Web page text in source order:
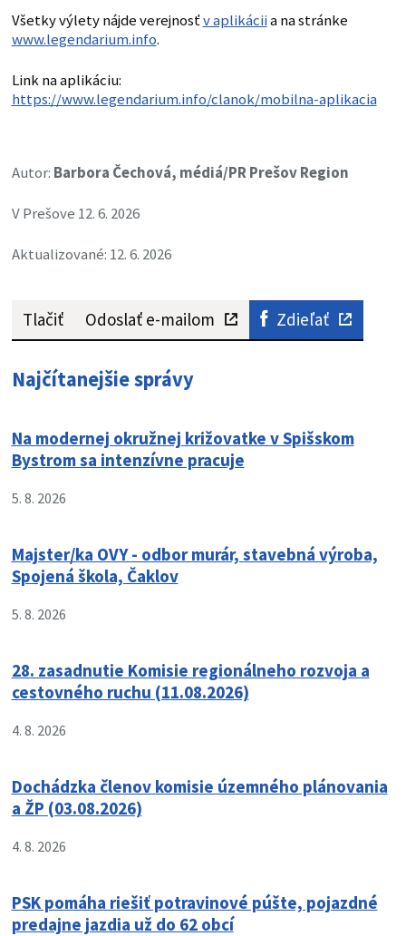
Všetky výlety nájde verejnosťv aplikáciia na stránke
www.legendarium.info.
Link na aplikáciu:
https://www.legendarium.info/clanok/mobilna-aplikacia
Autor: Barbora Čechová, médiá/PR Prešov Region
V Prešove 12. 6. 2026
Aktualizované: 12. 6. 2026
Tlačiť Odoslať e-mailom Zdieľať
Najčítanejšie správy
Na modernej okružnej križovatke v Spišskom
Bystrom sa intenzívne pracuje
5. 8. 2026
Majster/ka OVY - odbor murár, stavebná výroba,
Spojená škola, Čaklov
5. 8. 2026
28. zasadnutie Komisie regionálneho rozvoja a
cestovného ruchu (11.08.2026)
4. 8. 2026
Dochádzka členov komisie územného plánovania
a ŽP (03.08.2026)
4. 8. 2026
PSK pomáha riešiť potravinové púšte, pojazdné
predajne jazdia už do 62 obcí